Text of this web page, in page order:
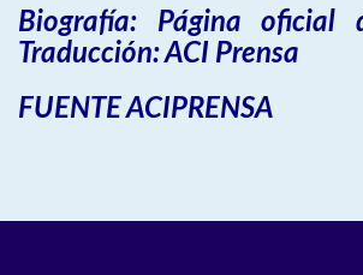
Biografía: Página oficial
Traducción: ACI Prensa
FUENTE ACIPRENSA